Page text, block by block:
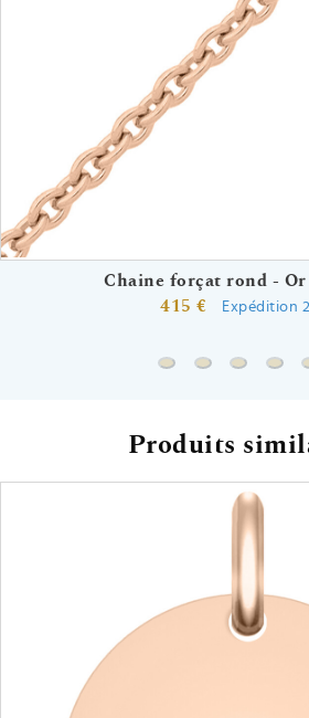
Chaine forçat rond - Or
415 €
Expédition
Produits